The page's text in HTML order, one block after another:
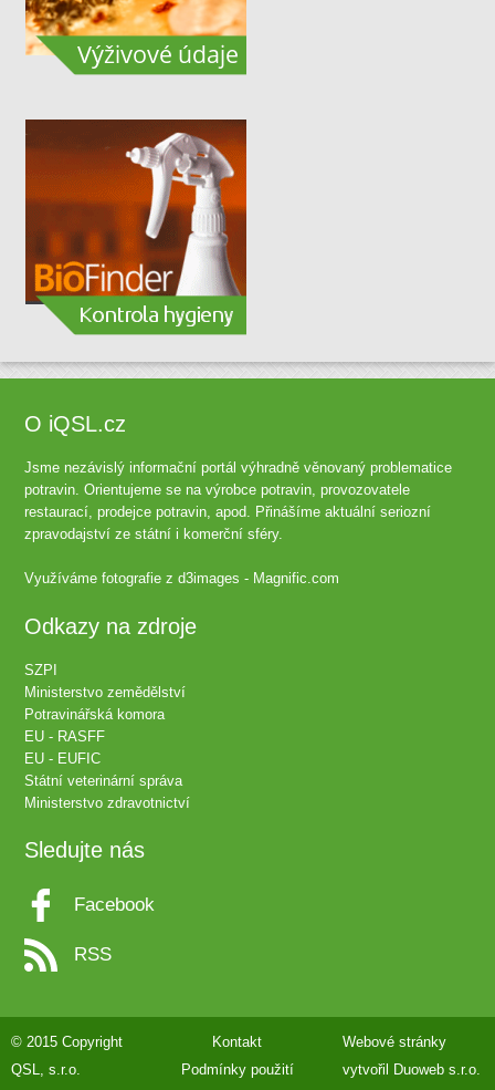
O iQSL.cz
Jsme nezávislý informační portál výhradně věnovaný problematice
potravin. Orientujeme se na výrobce potravin, provozovatele
restaurací, prodejce potravin, apod. Přinášíme aktuální seriozní
zpravodajství ze státní i komerční sféry.
Využíváme fotografie zd3images - Magnific.com
Odkazy na zdroje
SZPI
Ministerstvo zemědělství
Potravinářská komora
EU - RASFF
EU - EUFIC
Státní veterinární správa
Ministerstvo zdravotnictví
Sledujte nás
Facebook
RSS
© 2015 Copyright
QSL, s.r.o.
Kontakt
Podmínky použití
Webové stránky
vytvořil
Duoweb s.r.o.